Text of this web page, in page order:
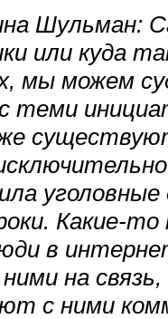
Шульман:
или куда
мы можем
теми
уголовные
Какие-то
в
на
с ними